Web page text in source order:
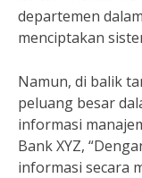
departemen
menciptakan
Namun, di balik
peluang besar
informasi
Bank XYZ,
informasi secara